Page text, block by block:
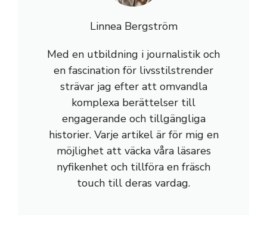
Linnea Bergström
Med en utbildning i journalistik och
en fascination för livsstilstrender
strävar jag efter att omvandla
komplexa berättelser till
engagerande och tillgängliga
historier. Varje artikel är för mig en
möjlighet att väcka våra läsares
nyfikenhet och tillföra en fräsch
touch till deras vardag.